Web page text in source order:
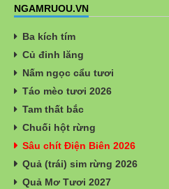
NGAMRUOU.VN
Ba kích tím
Củ đinh lăng
Nấm ngọc cẩu tươi
Táo mèo tươi 2026
Tam thất bắc
Chuối hột rừng
Sâu chít Điện Biên 2026
Quả (trái) sim rừng 2026
Quả Mơ Tươi 2027